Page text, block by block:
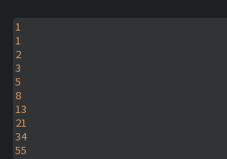
1
1
2
3
5
8
13
21
34
55